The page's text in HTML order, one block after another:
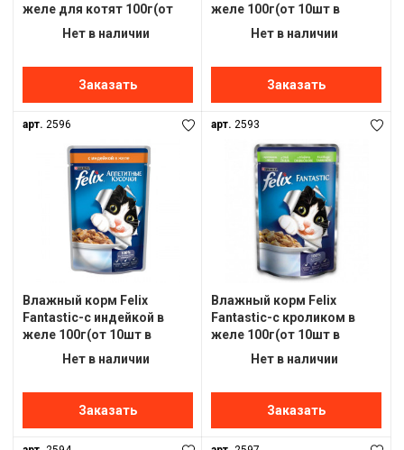
желе для котят 100г(от
10шт в ассортименте)
Нет в наличии
Заказать
желе 100г(от 10шт в
ассортименте)
Нет в наличии
Заказать
арт. 2596
Влажный корм Felix
Fantastic-с индейкой в
желе 100г(от 10шт в
ассортименте)
Нет в наличии
Заказать
арт. 2593
Влажный корм Felix
Fantastic-с кроликом в
желе 100г(от 10шт в
ассортименте)
Нет в наличии
Заказать